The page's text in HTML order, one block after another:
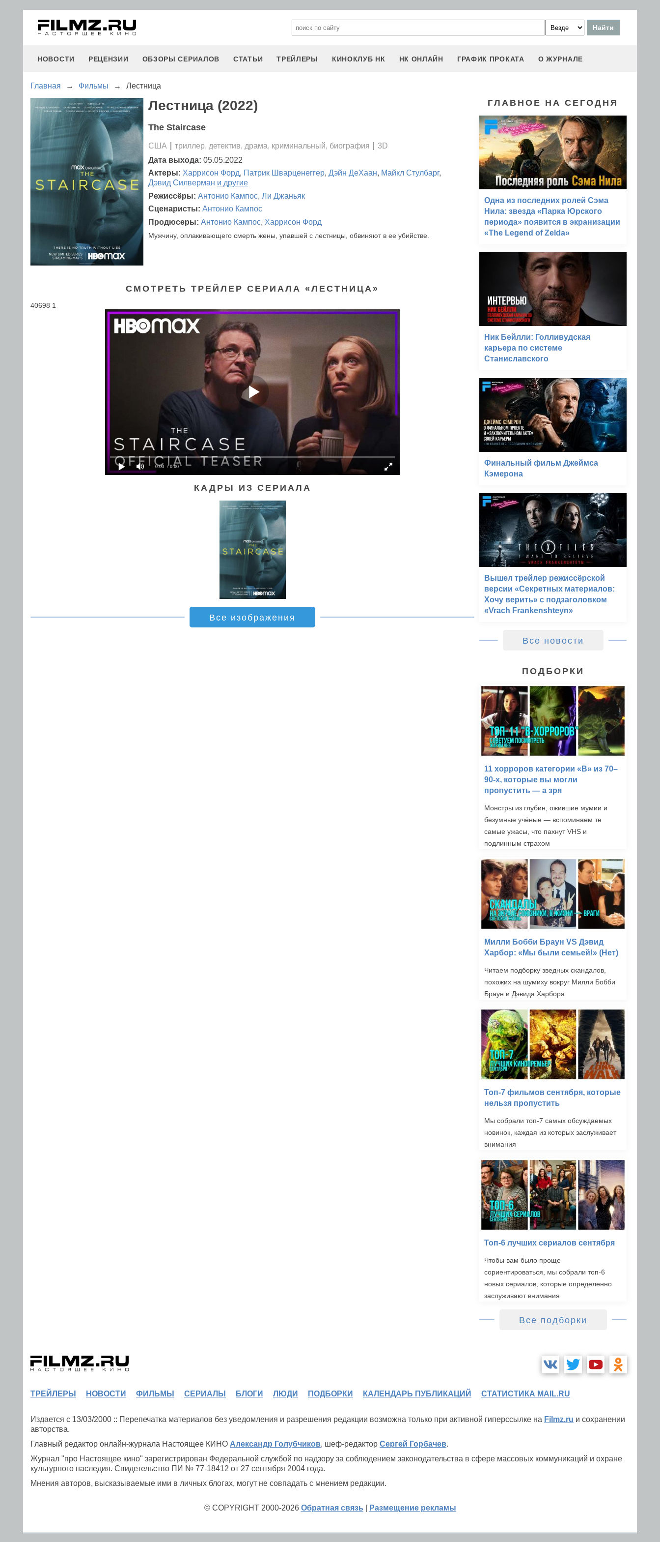
НОВОСТИ РЕЦЕНЗИИ ОБЗОРЫ СЕРИАЛОВ СТАТЬИ ТРЕЙЛЕРЫ КИНОКЛУБ НК НК ОНЛАЙН ГРАФИК ПРОКАТА О ЖУРНАЛЕ
Главная → Фильмы → Лестница
Лестница (2022)
The Staircase
США триллер, детектив, драма, криминальный, биография
3D
Дата выхода: 05.05.2022
Актеры: Харрисон Форд, Патрик Шварценеггер, Дэйн ДеХаан, Майкл Стулбарг,
Дэвид Силверман и другие
Режиссёры: Антонио Кампос, Ли Джаньяк
Сценаристы: Антонио Кампос
Продюсеры: Антонио Кампос, Харрисон Форд
Мужчину, оплакивающего смерть жены, упавшей с лестницы, обвиняют в ее убийстве.
СМОТРЕТЬ ТРЕЙЛЕР СЕРИАЛА «ЛЕСТНИЦА»
40698 1
0:00 / 0:00
КАДРЫ ИЗ СЕРИАЛА
Все изображения
ГЛАВНОЕ НА СЕГОДНЯ
Одна из последних ролей Сэма
Нила: звезда «Парка Юрского
периода» появится в экранизации
«The Legend of Zelda»
Ник Бейлли: Голливудская
карьера по системе
Станиславского
Финальный фильм Джеймса
Кэмерона
Вышел трейлер режиссёрской
версии «Секретных материалов:
Хочу верить» с подзаголовком
«Vrach Frankenshteyn»
Все новости
ПОДБОРКИ
11 хорроров категории «B» из 70–
90-х, которые вы могли
пропустить — а зря
Монстры из глубин, ожившие мумии и
безумные учёные — вспоминаем те
самые ужасы, что пахнут VHS и
подлинным страхом
Милли Бобби Браун VS Дэвид
Харбор: «Мы были семьей!» (Нет)
Читаем подборку зведных скандалов,
похожих на шумиху вокруг Милли Бобби
Браун и Дэвида Харбора
Топ-7 фильмов сентября, которые
нельзя пропустить
Мы собрали топ-7 самых обсуждаемых
новинок, каждая из которых заслуживает
внимания
Топ-6 лучших сериалов сентября
Чтобы вам было проще
сориентироваться, мы собрали топ-6
новых сериалов, которые определенно
заслуживают внимания
Все подборки
ТРЕЙЛЕРЫ НОВОСТИ ФИЛЬМЫ СЕРИАЛЫ БЛОГИ ЛЮДИ ПОДБОРКИ КАЛЕНДАРЬ ПУБЛИКАЦИЙ СТАТИСТИКА MAIL.RU
Издается с 13/03/2000 :: Перепечатка материалов без уведомления и разрешения редакции возможна только при активной гиперссылке на Filmz.ru и сохранении
авторства.
Главный редактор онлайн-журнала Настоящее КИНО Александр Голубчиков, шеф-редактор Сергей Горбачев.
Журнал "про Настоящее кино" зарегистрирован Федеральной службой по надзору за соблюдением законодательства в сфере массовых коммуникаций и охране
культурного наследия. Свидетельство ПИ № 77-18412 от 27 сентября 2004 года.
Мнения авторов, высказываемые ими в личных блогах, могут не совпадать с мнением редакции.
© COPYRIGHT 2000-2026 Обратная связь Размещение рекламы